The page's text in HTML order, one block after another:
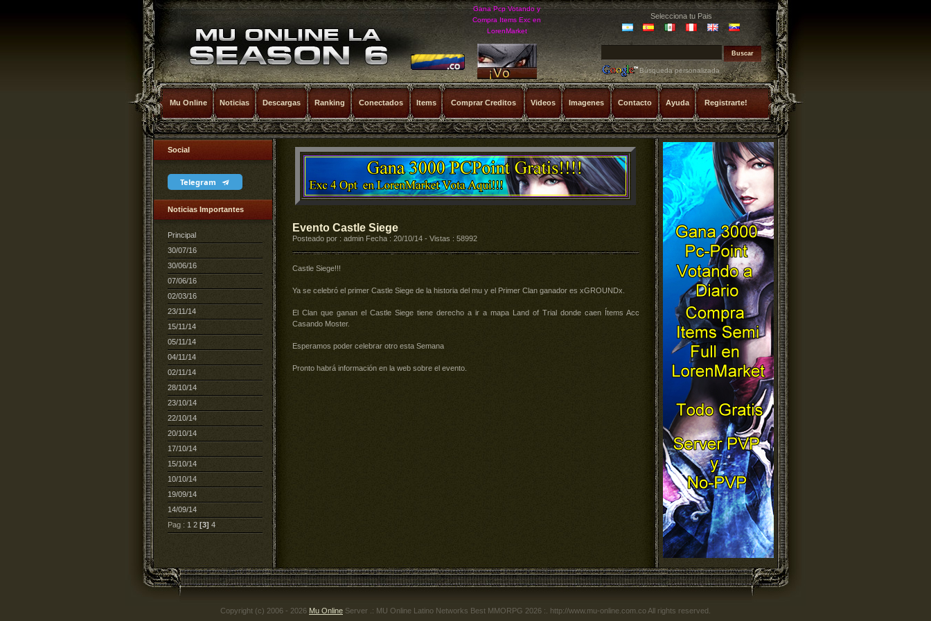
Gana Pcp Votando y
Compra Items Exc en
LorenMarket
Selecciona tu Pais
Búsqueda personalizada
Mu Online Noticias Descargas Ranking Conectados Items Comprar Creditos Videos Imagenes Contacto Ayuda Registrarte!
Social
Telegram
Noticias Importantes
Principal
30/07/16
30/06/16
07/06/16
02/03/16
23/11/14
15/11/14
05/11/14
04/11/14
02/11/14
28/10/14
23/10/14
22/10/14
20/10/14
17/10/14
15/10/14
10/10/14
19/09/14
14/09/14
Pag : 1 2 [3] 4
Evento Castle Siege
Posteado por : admin Fecha : 20/10/14 - Vistas : 58992
Castle Siege!!!
Ya se celebró el primer Castle Siege de la historia del mu y el Primer Clan ganador es xGROUNDx.
El Clan que ganan el Castle Siege tiene derecho a ir a mapa Land of Trial donde caen Ítems Acc
Casando Moster.
Esperamos poder celebrar otro esta Semana
Pronto habrá información en la web sobre el evento.
Copyright (c) 2006 - 2026 Mu Online Server .: MU Online Latino Networks Best MMORPG 2026 :. http://www.mu-online.com.co All rights reserved.